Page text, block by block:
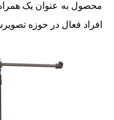
محصول به عنوان یک همراه
افراد فعال در حوزه